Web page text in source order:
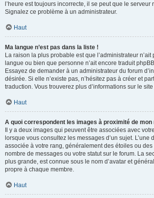
l’heure est toujours incorrecte, il se peut que le serveur
Signalez ce problème à un administrateur.
Haut
Ma langue n’est pas dans la liste !
La raison la plus probable est que l’administrateur n’ait
langue ou bien que personne n’ait encore traduit
Essayez de demander à un administrateur du forum
désirée. Si elle n’existe pas, n’hésitez pas à créer et
traduction. Vous trouverez plus d’informations sur le
Haut
A quoi correspondent les images à proximité de mon
Il y a deux images qui peuvent être associées avec
lorsque vous consultez les messages d’un sujet. L’une
associée à votre rang, généralement des étoiles ou
nombre de messages ou votre statut sur le forum. La
plus grande, est connue sous le nom d’avatar et
propre à chaque membre.
Haut